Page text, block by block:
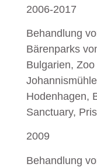
2006-2017
Behandlung
Bärenparks
Bulgarien,
Hodenhagen,
Sanctuary,
2009
Behandlung